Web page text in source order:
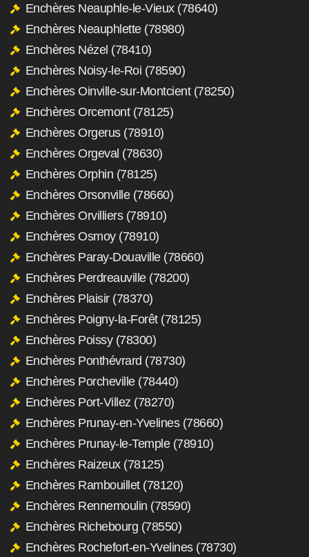
Enchères Neauphle-le-Vieux (78640)
Enchères Neauphlette (78980)
Enchères Nézel (78410)
Enchères Noisy-le-Roi (78590)
Enchères Oinville-sur-Montcient (78250)
Enchères Orcemont (78125)
Enchères Orgerus (78910)
Enchères Orgeval (78630)
Enchères Orphin (78125)
Enchères Orsonville (78660)
Enchères Orvilliers (78910)
Enchères Osmoy (78910)
Enchères Paray-Douaville (78660)
Enchères Perdreauville (78200)
Enchères Plaisir (78370)
Enchères Poigny-la-Forêt (78125)
Enchères Poissy (78300)
Enchères Ponthévrard (78730)
Enchères Porcheville (78440)
Enchères Port-Villez (78270)
Enchères Prunay-en-Yvelines (78660)
Enchères Prunay-le-Temple (78910)
Enchères Raizeux (78125)
Enchères Rambouillet (78120)
Enchères Rennemoulin (78590)
Enchères Richebourg (78550)
Enchères Rochefort-en-Yvelines (78730)